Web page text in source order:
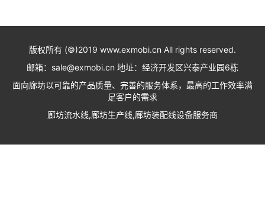
版权所有 (©)2019 www.exmobi.cn All rights reserved.
邮箱：sale@exmobi.cn 地址：经济开发区兴泰产业园6栋
面向廊坊以可靠的产品质量、完善的服务体系，最高的工作效率满
足客户的需求
廊坊流水线,廊坊生产线,廊坊装配线设备服务商